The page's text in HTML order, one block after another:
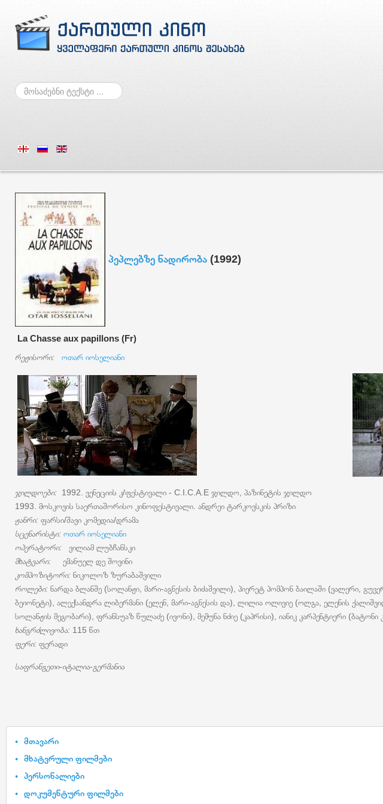
ძებნა
პეპლებზე ნადირობა (1992)
La Chasse aux papillons (Fr)
რეჟისორი: ოთარ იოსელიანი
ჯილდოები: 1992. ვენეციის კ/ფესტივალი - C.I.C.A.E ჯილდო, პაზინეტის ჯილდო
1993. მოსკოვის საერთაშორისო კინოფესტივალი. ანდრეი ტარკოვსკის პრიზი
ჟანრი: ფარსი/შავი კომედია/დრამა
სცენარისტი: ოთარ იოსელიანი
ოპერატორი:
ვილიამ ლუბჩანსკი
მხატვარი:
ემანუელ დე შოვინი
კომპოზიტორი: ნიკოლოზ ზურაბაშვილი
როლები: ნარდა ბლანშე (სოლანჟი, მარი-აგნესის ბიძაშვილი), პიერეტ პომპონ ბაილაში (ვალერი,
ბეიონეტი), ალექსანდრა ლიბერმანი (ელენ, მარი-აგნესის და), ლილია ოლივიე (ოლგა, ელენის
სოლანჟის მეგობარი), ფრანსუაზ წულაძე (ივონი), მემუნა ნძიე (კაპრისი), იანიკ კარპენტიერი (ბატონი
ხანგრძლივობა: 115 წთ
ფერი: ფერადი
საფრანგეთი-იტალია-გერმანია
მთავარი
მხატვრული ფილმები
პერსონალიები
დოკუმენტური ფილმები